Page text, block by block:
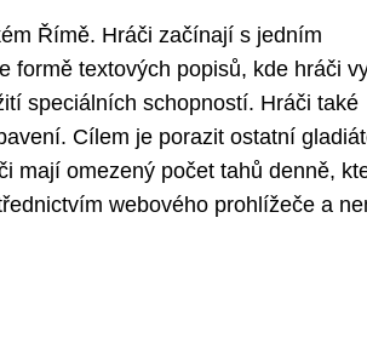
Římě. Hráči začínají s jedním
formě textových popisů, kde hráči
speciálních schopností. Hráči také
Cílem je porazit ostatní
mají omezený počet tahů denně,
webového prohlížeče a